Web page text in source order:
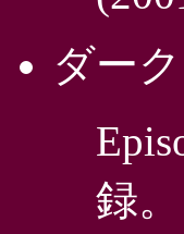
ダー
録。